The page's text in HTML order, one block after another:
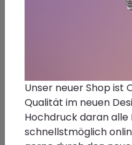
MENZERNA
Compound
MENZERNA Heavy Cut
Unser neuer Shop ist
Qualität im neuen
Hochdruck daran alle
schnellstmöglich